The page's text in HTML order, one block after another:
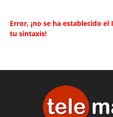
Error, ¡no se ha establecido
tu sintaxis!